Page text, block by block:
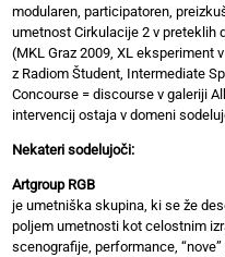
modularen, participatoren,
umetnost Cirkulacije 2 v preteklih
(MKL Graz 2009, XL eksperiment
z Radiom Študent, Intermediate
Concourse = discourse v galeriji
intervencij ostaja v domeni
Nekateri sodelujoči:
Artgroup RGB
je umetniška skupina, ki se že
poljem umetnosti kot celostnim
scenografije, performance,